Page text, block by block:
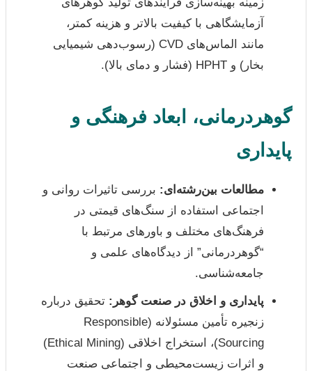
آزمایشگاهی با کیفیت بالاتر و هزینه کمتر،
مانند الماس‌های CVD (رسوب‌دهی شیمیایی
بخار) و HPHT (فشار و دمای بالا).
گوهردرمانی، ابعاد فرهنگی و
پایداری
مطالعات بین‌رشته‌ای: بررسی تاثیرات روانی و
اجتماعی استفاده از سنگ‌های قیمتی در
فرهنگ‌های مختلف و باورهای مرتبط با
“گوهردرمانی” از دیدگاه‌های علمی و
جامعه‌شناسی.
پایداری و اخلاق در صنعت گوهر: تحقیق درباره
زنجیره تأمین مسئولانه (Responsible
Sourcing)، استخراج اخلاقی (Ethical Mining)
و اثرات زیست‌محیطی و اجتماعی صنعت